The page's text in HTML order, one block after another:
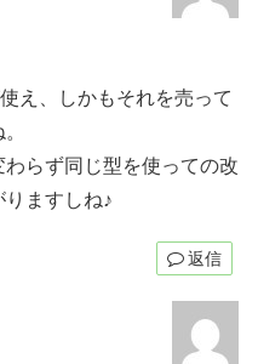
え、しかもそれを売って
らず同じ型を使っての改
ますしね♪
返信